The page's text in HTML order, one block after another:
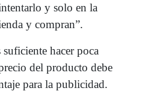
y solo en la
y compran”.
hacer poca
del producto debe
para la publicidad.